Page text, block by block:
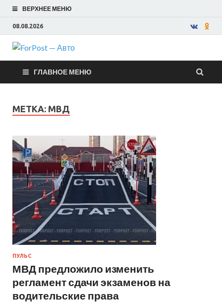
ВЕРХНЕЕ МЕНЮ
08.08.2026
ForPost —
Авто
ГЛАВНОЕ МЕНЮ
МЕТКА: МВД
ПУЛЬС
МВД предложило изменить
регламент сдачи экзаменов на
водительские права